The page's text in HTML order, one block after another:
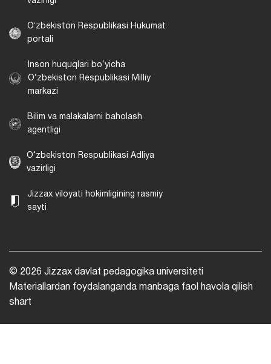
Oʻzbekiston Respublikasi Hukumat
portali
Inson huquqlari bo‘yicha
O‘zbekiston Respublikasi Milliy
markazi
Bilim va malakalarni baholash
agentligi
O‘zbekiston Respublikasi Adliya
vazirligi
Jizzax viloyati hokimligining rasmiy
sayti
© 2026 Jizzax davlat pedagogika universiteti
Materiallardan foydalanganda manbaga faol havola qilish
shart